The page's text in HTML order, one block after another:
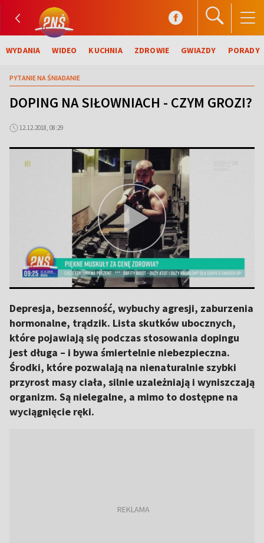
WYDANIA WIDEO KUCHNIA ZDROWIE GWIAZDY PORADY
PYTANIE NA ŚNIADANIE
DOPING NA SIŁOWNIACH - CZYM GROZI?
12.12.2018, 08:29
Depresja, bezsenność, wybuchy agresji, zaburzenia
hormonalne, trądzik. Lista skutków ubocznych,
które pojawiają się podczas stosowania dopingu
jest długa – i bywa śmiertelnie niebezpieczna.
Środki, które pozwalają na nienaturalnie szybki
przyrost masy ciała, silnie uzależniają i wyniszczają
organizm. Są nielegalne, a mimo to dostępne na
wyciągnięcie ręki.